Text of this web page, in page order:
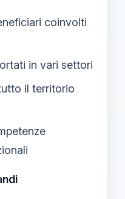
coinvolti
in vari settori
il territorio